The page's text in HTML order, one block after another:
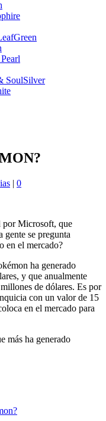
SoulSilver
| 0
por Microsoft, que
gente se pregunta
en el mercado?
ha generado
y que anualmente
de dólares. Es por
con un valor de 15
en el mercado para
más ha generado